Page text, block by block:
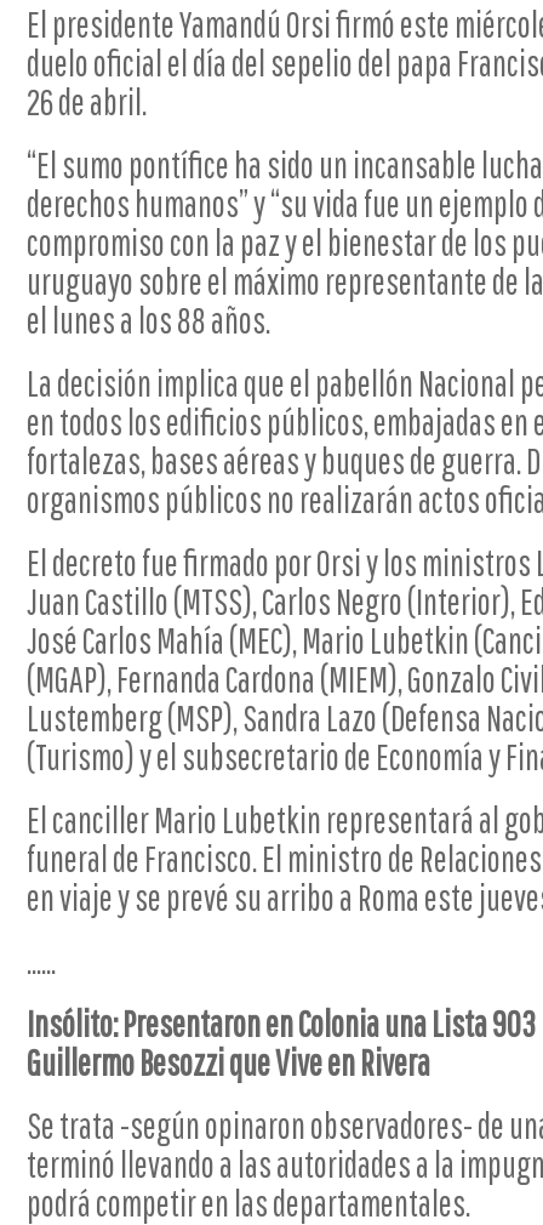
El presidente Yamandú Orsi firmó este
duelo oficial el día del sepelio del papa
26 de abril.
“El sumo pontífice ha sido un incansable
derechos humanos” y “su vida fue un ejemplo
compromiso con la paz y el bienestar de los
uruguayo sobre el máximo representante de
el lunes a los 88 años.
La decisión implica que el pabellón Nacional
en todos los edificios públicos, embajadas en
fortalezas, bases aéreas y buques de guerra.
organismos públicos no realizarán actos
El decreto fue firmado por Orsi y los ministros
Juan Castillo (MTSS), Carlos Negro (Interior),
José Carlos Mahía (MEC), Mario Lubetkin
(MGAP), Fernanda Cardona (MIEM), Gonzalo
Lustemberg (MSP), Sandra Lazo (Defensa
(Turismo) y el subsecretario de Economía y
El canciller Mario Lubetkin representará al
funeral de Francisco. El ministro de
en viaje y se prevé su arribo a Roma este
......
Insólito: Presentaron en Colonia una Lista
Guillermo Besozzi que Vive en Rivera
Se trata -según opinaron observadores- de
terminó llevando a las autoridades a la
podrá competir en las departamentales.